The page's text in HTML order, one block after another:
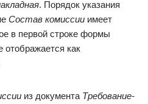
. Порядок указания
Состав комиссии имеет
в первой строке формы
отображается как
из документа Требование-